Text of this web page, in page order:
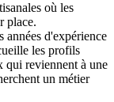
où les
place.
années d'expérience
les profils
qui reviennent à une
un métier